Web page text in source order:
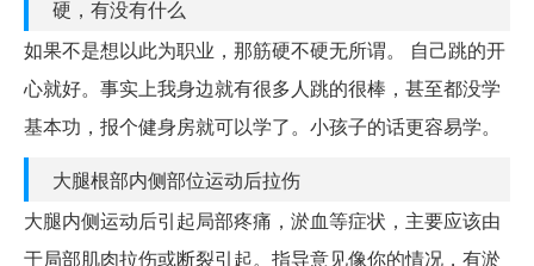
硬，有没有什么
如果不是想以此为职业，那筋硬不硬无所谓。 自己跳的开
心就好。事实上我身边就有很多人跳的很棒，甚至都没学
基本功，报个健身房就可以学了。小孩子的话更容易学。
大腿根部内侧部位运动后拉伤
大腿内侧运动后引起局部疼痛，淤血等症状，主要应该由
于局部肌肉拉伤或断裂引起。指导意见像你的情况，有淤